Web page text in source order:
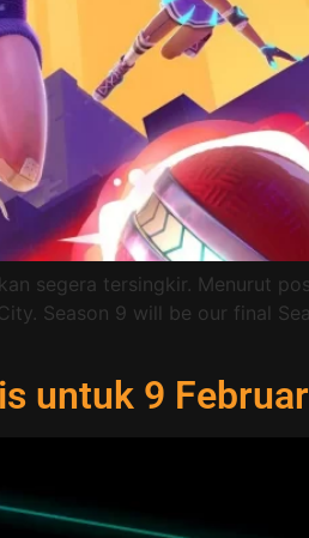
segera tersingkir. Menurut
Season 9 will be our final
untuk 9